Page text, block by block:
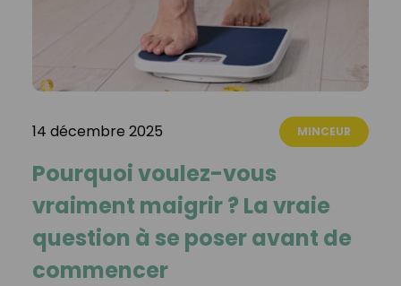
14 décembre 2025 MINCEUR
Pourquoi voulez-vous
vraiment maigrir ? La vraie
question à se poser avant de
commencer